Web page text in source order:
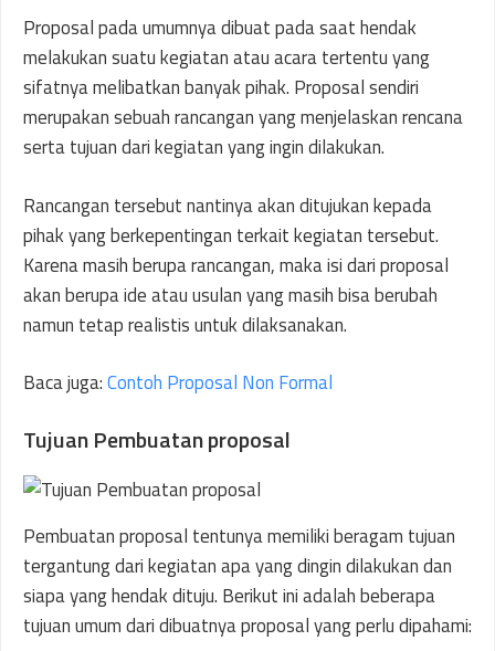
Proposal pada umumnya dibuat pada saat hendak
melakukan suatu kegiatan atau acara tertentu yang
sifatnya melibatkan banyak pihak. Proposal sendiri
merupakan sebuah rancangan yang menjelaskan rencana
serta tujuan dari kegiatan yang ingin dilakukan.
Rancangan tersebut nantinya akan ditujukan kepada
pihak yang berkepentingan terkait kegiatan tersebut.
Karena masih berupa rancangan, maka isi dari proposal
akan berupa ide atau usulan yang masih bisa berubah
namun tetap realistis untuk dilaksanakan.
Baca juga:Contoh Proposal Non Formal
Tujuan Pembuatan proposal
Pembuatan proposal tentunya memiliki beragam tujuan
tergantung dari kegiatan apa yang dingin dilakukan dan
siapa yang hendak dituju. Berikut ini adalah beberapa
tujuan umum dari dibuatnya proposal yang perlu dipahami: